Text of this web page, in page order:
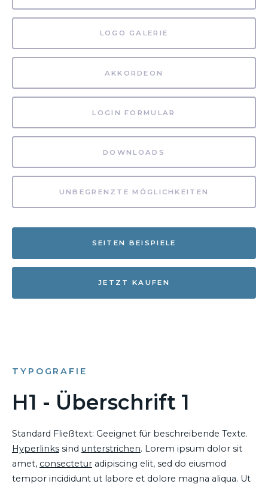
LOGO GALERIE
AKKORDEON
LOGIN FORMULAR
DOWNLOADS
UNBEGRENZTE MÖGLICHKEITEN
SEITEN BEISPIELE
JETZT KAUFEN
TYPOGRAFIE
H1 - Überschrift 1
Standard Fließtext: Geeignet für beschreibende Texte.
Hyperlinks sind unterstrichen. Lorem ipsum dolor sit
amet, consectetur adipiscing elit, sed do eiusmod
tempor incididunt ut labore et dolore magna aliqua. Ut